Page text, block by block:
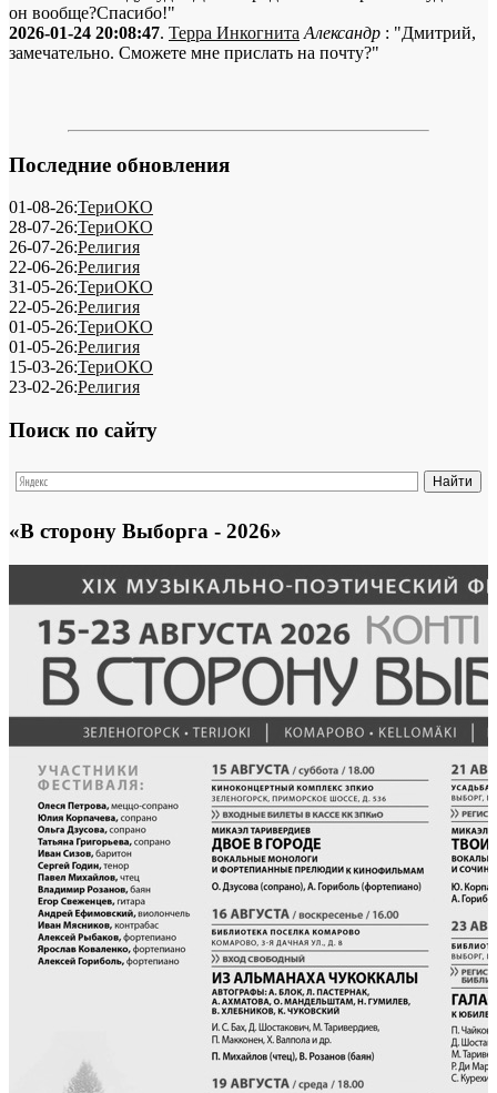
он вообще?Спасибо!"
2026-01-24 20:08:47. Терра Инкогнита Александр : "Дмитрий,
замечательно. Сможете мне прислать на почту?"
Последние обновления
01-08-26:ТериОКО
28-07-26:ТериОКО
26-07-26:Религия
22-06-26:Религия
31-05-26:ТериОКО
22-05-26:Религия
01-05-26:ТериОКО
01-05-26:Религия
15-03-26:ТериОКО
23-02-26:Религия
Поиск по сайту
«В сторону Выборга - 2026»